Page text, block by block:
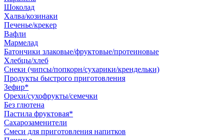
Шоколад
Халва/козинаки
Печенье/крекер
Вафли
Мармелад
Батончики злаковые/фруктовые/протеиновые
Хлебцы/хлеб
Снеки (чипсы/попкорн/сухарики/крендельки)
Продукты быстрого приготовления
Зефир*
Орехи/сухофрукты/семечки
Без глютена
Пастила фруктовая*
Сахарозаменители
Смеси для приготовления напитков